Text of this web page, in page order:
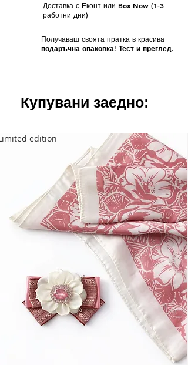
Доставка с Еконт или Box Now (1-3
работни дни)
Получаваш своята пратка в красива
подаръчна опаковка! Тест и преглед.
Купувани заедно:
edition